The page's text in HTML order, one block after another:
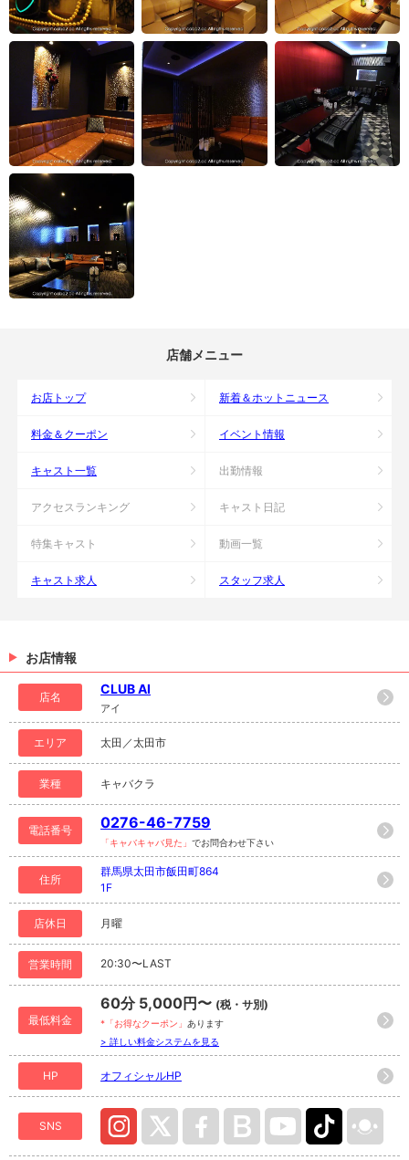
店舗メニュー
お店トップ 新着＆ホットニュース
料金＆クーポン イベント情報
キャスト一覧 出勤情報
アクセスランキング キャスト日記
特集キャスト 動画一覧
キャスト求人 スタッフ求人
お店情報
店名
CLUB AI
アイ
エリア 太田／太田市
業種 キャバクラ
電話番号 0276-46-7759
「キャバキャバ見た」 でお問合わせ下さい
住所
群馬県太田市飯田町864
1F
店休日 月曜
営業時間 20:30〜LAST
最低料金
60分 5,000円〜 (税・サ別)
*「お得なクーポン」 あります
> 詳しい料金システムを見る
HP オフィシャルHP
SNS